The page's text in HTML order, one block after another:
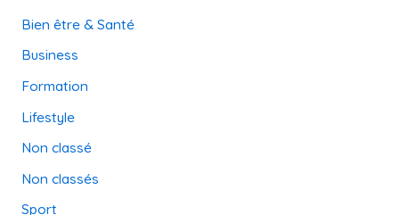
Bien être & Santé
Business
Formation
Lifestyle
Non classé
Non classés
Sport